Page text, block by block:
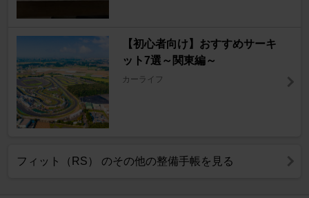
【初心者向け】おすすめサーキ
ット7選～関東編～
カーライフ
フィット（RS） のその他の整備手帳を見る